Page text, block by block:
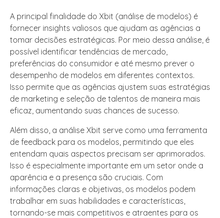
A principal finalidade do Xbit (análise de modelos) é
fornecer insights valiosos que ajudam as agências a
tomar decisões estratégicas. Por meio dessa análise, é
possível identificar tendências de mercado,
preferências do consumidor e até mesmo prever o
desempenho de modelos em diferentes contextos.
Isso permite que as agências ajustem suas estratégias
de marketing e seleção de talentos de maneira mais
eficaz, aumentando suas chances de sucesso.
Além disso, a análise Xbit serve como uma ferramenta
de feedback para os modelos, permitindo que eles
entendam quais aspectos precisam ser aprimorados.
Isso é especialmente importante em um setor onde a
aparência e a presença são cruciais. Com
informações claras e objetivas, os modelos podem
trabalhar em suas habilidades e características,
tornando-se mais competitivos e atraentes para os